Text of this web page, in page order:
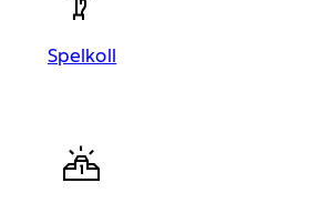
Spelkoll